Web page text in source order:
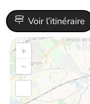
Voir l’itinéraire
+
−